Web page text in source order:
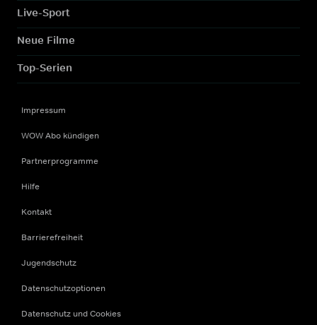
Live-Sport
Neue Filme
Top-Serien
Impressum
WOW Abo kündigen
Partnerprogramme
Hilfe
Kontakt
Barrierefreiheit
Jugendschutz
Datenschutzoptionen
Datenschutz und Cookies